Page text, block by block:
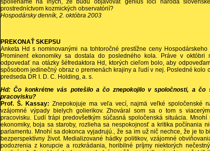
spoliehame na iných, že budú objavovať genius loci národa
prostredníctvom kozmických observatórií?
Hospodársky denník, 2. októbra 2003
PREKONAŤ SKEPSU
Anketa Hd s nominovanými na tohtoročné prestížne ceny
Prominent ekonomiky sa dostala do posledného kola. Práve v októbri
odpovedať na otázky šéfredaktora Hd, ktorých cieľom bolo, aby
spôsobom jedinečný obraz o premenách krajiny a ľudí v nej. Posledné kolo
predseda DR I. D. C. Holding, a. s.
Hd: Čo konkrétne vás potešilo a čo znepokojilo v spoločnosti, a čo
pracovisku?
Prof. Š. Kassay: Znepokojuje ma veľa vecí, najmä veľké spoločenské
vzájomné výpady bielych golierikov. Zhováral som sa o tom s
pracovisku. Ľudí trápi predovšetkým súčasná spoločenská situácia.
ekonomiky, boja sa staroby, rozlieha sa nespokojnosť a kritika počínania
parlamentu. Mnohí sa dokonca vyjadrujú., že sa im už nič nechce, že je to
bezperspektívny život. Medializované hádky politikov, vzájomné
podozrenia z korupcie a rozkrádania, horibilné príjmy niektorých